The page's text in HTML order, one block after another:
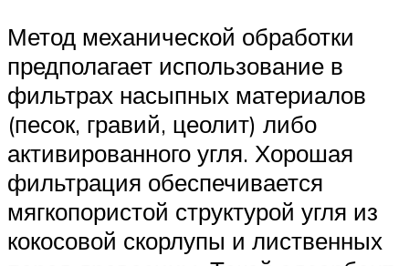
Метод механической обработки
предполагает использование в
фильтрах насыпных материалов
(песок, гравий, цеолит) либо
активированного угля. Хорошая
фильтрация обеспечивается
мягкопористой структурой угля из
кокосовой скорлупы и лиственных